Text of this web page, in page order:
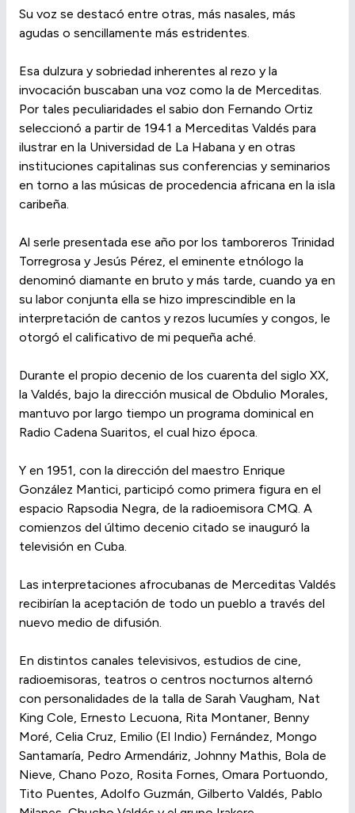
Su voz se destacó entre otras, más nasales, más
agudas o sencillamente más estridentes.
Esa dulzura y sobriedad inherentes al rezo y la
invocación buscaban una voz como la de Merceditas.
Por tales peculiaridades el sabio don Fernando Ortiz
seleccionó a partir de 1941 a Merceditas Valdés para
ilustrar en la Universidad de La Habana y en otras
instituciones capitalinas sus conferencias y seminarios
en torno a las músicas de procedencia africana en la isla
caribeña.
Al serle presentada ese año por los tamboreros Trinidad
Torregrosa y Jesús Pérez, el eminente etnólogo la
denominó diamante en bruto y más tarde, cuando ya en
su labor conjunta ella se hizo imprescindible en la
interpretación de cantos y rezos lucumíes y congos, le
otorgó el calificativo de mi pequeña aché.
Durante el propio decenio de los cuarenta del siglo XX,
la Valdés, bajo la dirección musical de Obdulio Morales,
mantuvo por largo tiempo un programa dominical en
Radio Cadena Suaritos, el cual hizo época.
Y en 1951, con la dirección del maestro Enrique
González Mantici, participó como primera figura en el
espacio Rapsodia Negra, de la radioemisora CMQ. A
comienzos del último decenio citado se inauguró la
televisión en Cuba.
Las interpretaciones afrocubanas de Merceditas Valdés
recibirían la aceptación de todo un pueblo a través del
nuevo medio de difusión.
En distintos canales televisivos, estudios de cine,
radioemisoras, teatros o centros nocturnos alternó
con personalidades de la talla de Sarah Vaugham, Nat
King Cole, Ernesto Lecuona, Rita Montaner, Benny
Moré, Celia Cruz, Emilio (El Indio) Fernández, Mongo
Santamaría, Pedro Armendáriz, Johnny Mathis, Bola de
Nieve, Chano Pozo, Rosita Fornes, Omara Portuondo,
Tito Puentes, Adolfo Guzmán, Gilberto Valdés, Pablo